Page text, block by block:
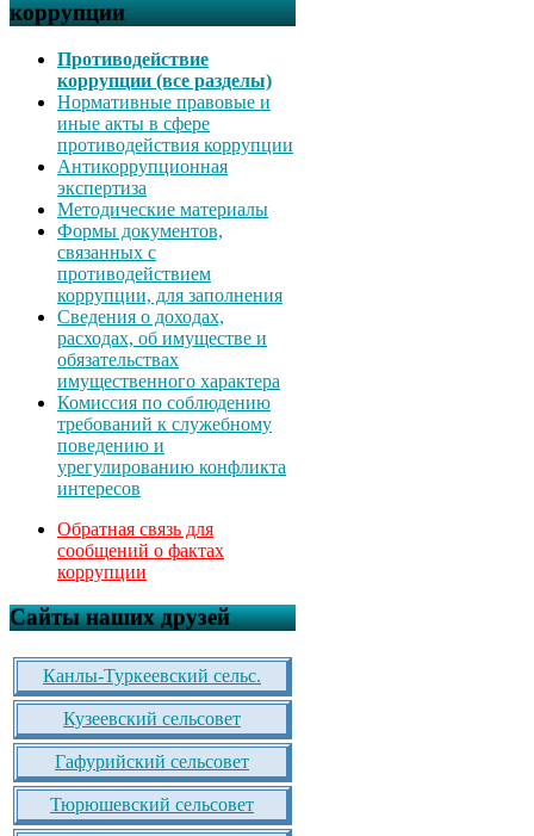
коррупции
Противодействие
коррупции (все разделы)
Нормативные правовые и
иные акты в сфере
противодействия коррупции
Антикоррупционная
экспертиза
Методические материалы
Формы документов,
связанных с
противодействием
коррупции, для заполнения
Сведения о доходах,
расходах, об имуществе и
обязательствах
имущественного характера
Комиссия по соблюдению
требований к служебному
поведению и
урегулированию конфликта
интересов
Обратная связь для
сообщений о фактах
коррупции
Сайты наших друзей
Канлы-Туркеевский сельс.
Кузеевский сельсовет
Гафурийский сельсовет
Тюрюшевский сельсовет